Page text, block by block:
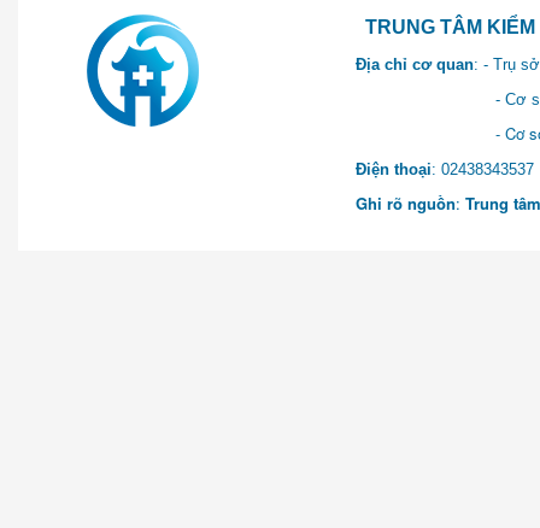
TRUNG TÂM KIỂM SOÁT
Địa chỉ cơ quan: - Trụ
- Cơ sở 2: Khu Hành
- Cơ sở 3: Số 1 Ngõ 2
Điện thoại:
Ghi rõ nguồn: Trung